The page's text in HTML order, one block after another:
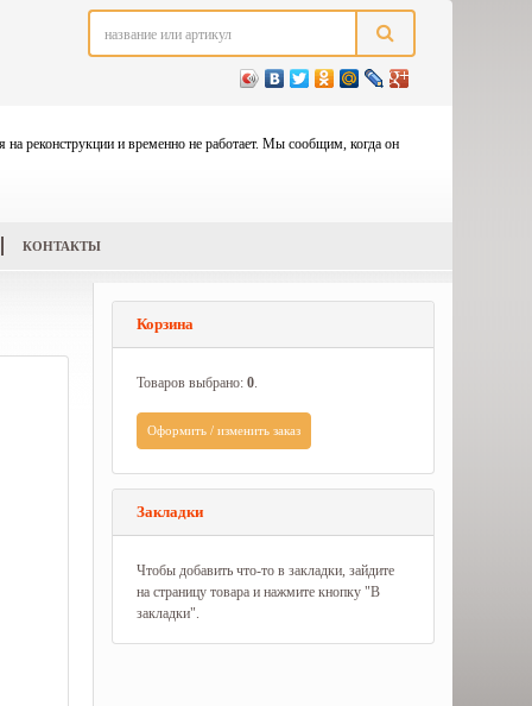
на реконструкции и временно не работает. Мы сообщим, когда он
КОНТАКТЫ
Корзина
Товаров выбрано:0
Оформить / изменить заказ
Закладки
Чтобы добавить что-то в закладки, зайдите
на страницу товара и нажмите кнопку "В
закладки".